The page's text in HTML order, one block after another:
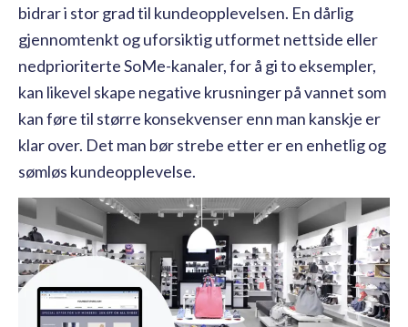
bidrar i stor grad til kundeopplevelsen. En dårlig
gjennomtenkt og uforsiktig utformet nettside eller
nedprioriterte SoMe-kanaler, for å gi to eksempler,
kan likevel skape negative krusninger på vannet som
kan føre til større konsekvenser enn man kanskje er
klar over. Det man bør strebe etter er en enhetlig og
sømløs kundeopplevelse.